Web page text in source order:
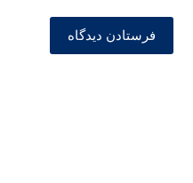
فرستادن دیدگاه